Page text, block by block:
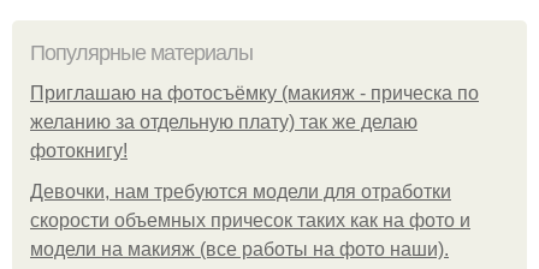
Популярные материалы
Приглашаю на фотосъёмку (макияж - прическа по
желанию за отдельную плату) так же делаю
фотокнигу!
Девочки, нам требуются модели для отработки
скорости объемных причесок таких как на фото и
модели на макияж (все работы на фото наши).